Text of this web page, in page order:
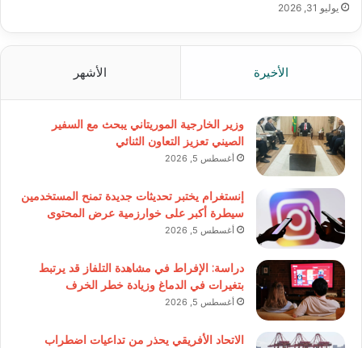
يوليو 31, 2026
الأخيرة الأشهر
وزير الخارجية الموريتاني يبحث مع السفير
الصيني تعزيز التعاون الثنائي
أغسطس 5, 2026
إنستغرام يختبر تحديثات جديدة تمنح المستخدمين
سيطرة أكبر على خوارزمية عرض المحتوى
أغسطس 5, 2026
دراسة: الإفراط في مشاهدة التلفاز قد يرتبط
بتغيرات في الدماغ وزيادة خطر الخرف
أغسطس 5, 2026
الاتحاد الأفريقي يحذر من تداعيات اضطراب